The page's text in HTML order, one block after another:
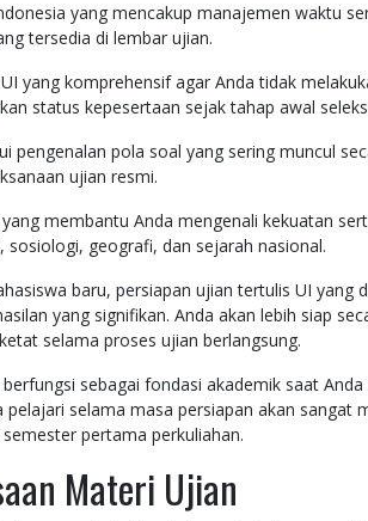
yang mencakup manajemen waktu
tersedia di lembar ujian.
yang komprehensif agar Anda tidak
status kepesertaan sejak tahap awal
pengenalan pola soal yang sering muncul
ujian resmi.
membantu Anda mengenali kekuatan
geografi, dan sejarah nasional.
baru, persiapan ujian tertulis UI yang
yang signifikan. Anda akan lebih siap
selama proses ujian berlangsung.
sebagai fondasi akademik saat
selama masa persiapan akan sangat
pertama perkuliahan.
Materi Ujian